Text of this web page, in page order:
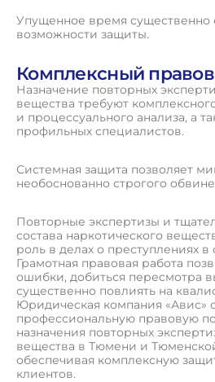
Упущенное время существенно
возможности защиты.
Комплексный
Назначение повторных
вещества требуют
и процессуального анализа, а
профильных специалистов.
Системная защита позволяет
необоснованно строгого
Повторные экспертизы и
состава наркотического
роль в делах о преступлениях
Грамотная правовая работа
ошибки, добиться пересмотра
существенно повлиять на
Юридическая компания «Авис»
профессиональную правовую
назначения повторных
вещества в Тюмени и
обеспечивая комплексную
клиентов.